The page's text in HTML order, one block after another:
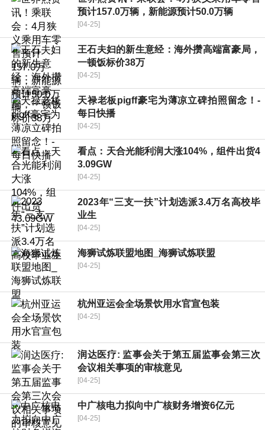
预计157.0万辆，新能源预计50.0万辆
[04-25]
王石夫妇的新生意经：海外攒高端富豪局，
一顿饭标价38万
[04-25]
天禄老板pigff豪宅为薄凉立碑拍照留念！-
每日快播
[04-25]
看点：天合光能利润大涨104%，组件出货4
3.09GW
[04-25]
2023年“三支一扶”计划选派3.4万名高校毕
业生
[04-25]
海狮试炼联盟地图_海狮试炼联盟
[04-25]
杭州亚运会全场景饮用水官宣包装
[04-25]
润达医疗: 监事会关于第五届监事会第三次
会议相关事项的审核意见
[04-25]
中广核电力拟向中广核财务增资6亿元
[04-25]